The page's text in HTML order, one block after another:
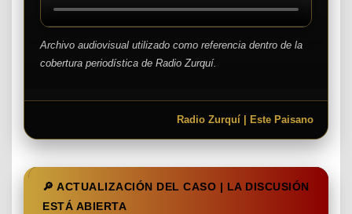
Archivo audiovisual utilizado como referencia dentro de la
cobertura periodística de Radio Zurquí.
Radio Zurquí | Este Paisano
🔎 ACTUALIZACIÓN DEL CASO | LA DISCUSIÓN
ESTÁ ABIERTA